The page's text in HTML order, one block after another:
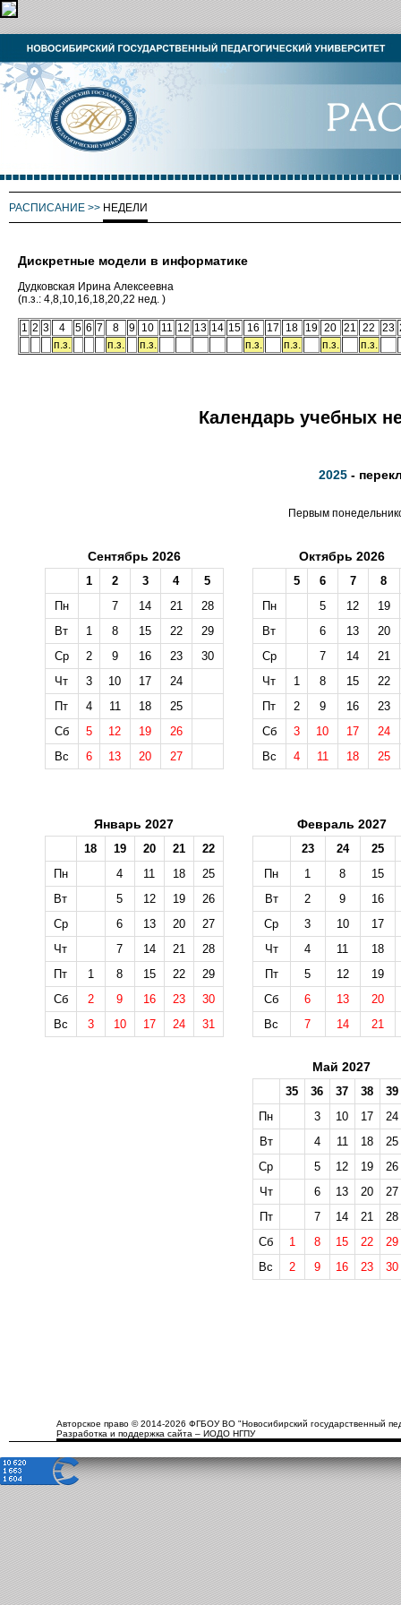
РАСПИСАНИЕ >> НЕДЕЛИ
Дискретные модели в информатике
Дудковская Ирина Алексеевна
(п.з.: 4,8,10,16,18,20,22 нед. )
1 2 3 4 5 6 7 8 9 10 11 12 13 14 15 16 17 18 19 20 21 22 23
п.з.
п.з. п.з. п.з. п.з. п.з. п.з.
Календарь учебных
2025 -
Первым
Сентябрь 2026
1 2 3 4
5
Пн
7 14 21
28
Вт
1 8 15 22
29
Ср
2 9 16 23
30
Чт
3 10 17
24
Пт
4 11 18
25
Сб
5 12 19
26
Вс
6 13 20 27
Октябрь 2026
5 6 7
8
Пн
5 12
19
Вт
6 13
20
Ср
7 14
21
Чт
1 8 15
22
Пт
2 9 16
23
Сб
3 10 17
24
Вс
4 11 18 25
Январь 2027
18 19 20 21
22
Пн
4 11 18
25
Вт
5 12 19
26
Ср
6 13 20
27
Чт
7 14 21
28
Пт
1 8 15 22
29
Сб
2 9 16 23
30
Вс
3 10 17 24 31
Февраль 2027
23 24
25
Пн
1 8
15
Вт
2 9
16
Ср
3 10
17
Чт
4 11
18
Пт
5 12
19
Сб
6 13
20
Вс
7 14 21
Май 2027
35 36 37 38
39
Пн
3 10 17
24
Вт
4 11 18
25
Ср
5 12 19
26
Чт
6 13 20
27
Пт
7 14 21
28
Сб
1 8 15 22
29
Вс
2 9 16 23 30
Авторское право © 2014-2026 ФГБОУ ВО "Новосибирский государственный
Разработка и поддержка сайта – ИОДО НГПУ